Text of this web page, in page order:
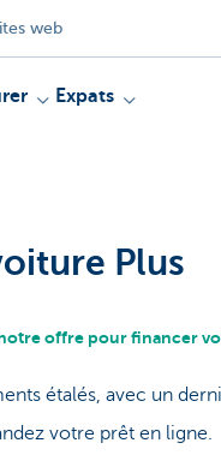
web
Expats
Plus
offre pour financer
étalés, avec un
votre prêt en ligne.